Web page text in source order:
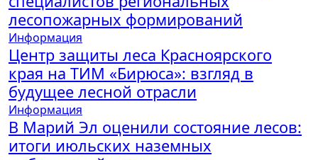
лесопожарных формирований
Информация
Центр защиты леса Красноярского
края на ТИМ «Бирюса»: взгляд в
будущее лесной отрасли
Информация
В Марий Эл оценили состояние лесов:
итоги июльских наземных